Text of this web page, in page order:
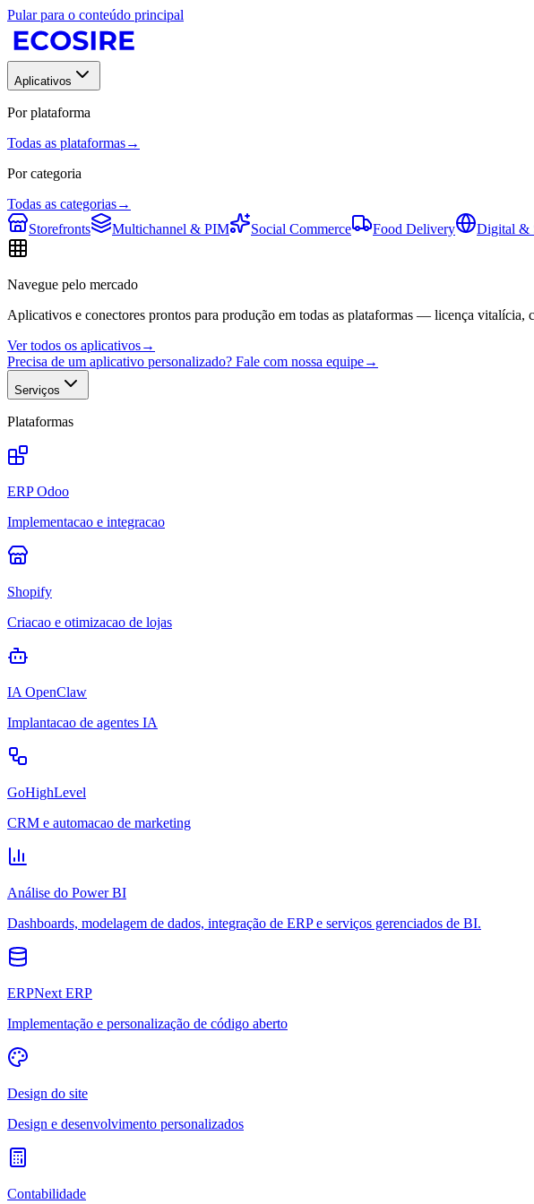
Pular para o conteúdo principal
Aplicativos
Por plataforma
Todas as plataformas→
Por categoria
Todas as categorias→
Storefronts
Multichannel & PIM Social Commerce Food Delivery Digital &
Navegue pelo mercado
Aplicativos e conectores prontos para produção em todas as plataformas — licença vitalícia,
Ver todos os aplicativos→
Precisa de um aplicativo personalizado? Fale com nossa equipe→
Serviços
Plataformas
ERP Odoo
Implementacao e integracao
Shopify
Criacao e otimizacao de lojas
IA OpenClaw
Implantacao de agentes IA
GoHighLevel
CRM e automacao de marketing
Análise do Power BI
Dashboards, modelagem de dados, integração de ERP e serviços gerenciados de BI.
ERPNext ERP
Implementação e personalização de código aberto
Design do site
Design e desenvolvimento personalizados
Contabilidade